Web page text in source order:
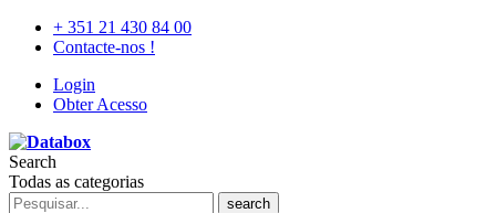
+ 351 21 430 84 00
Contacte-nos !
Login
Obter Acesso
Search
Todas as categorias
search